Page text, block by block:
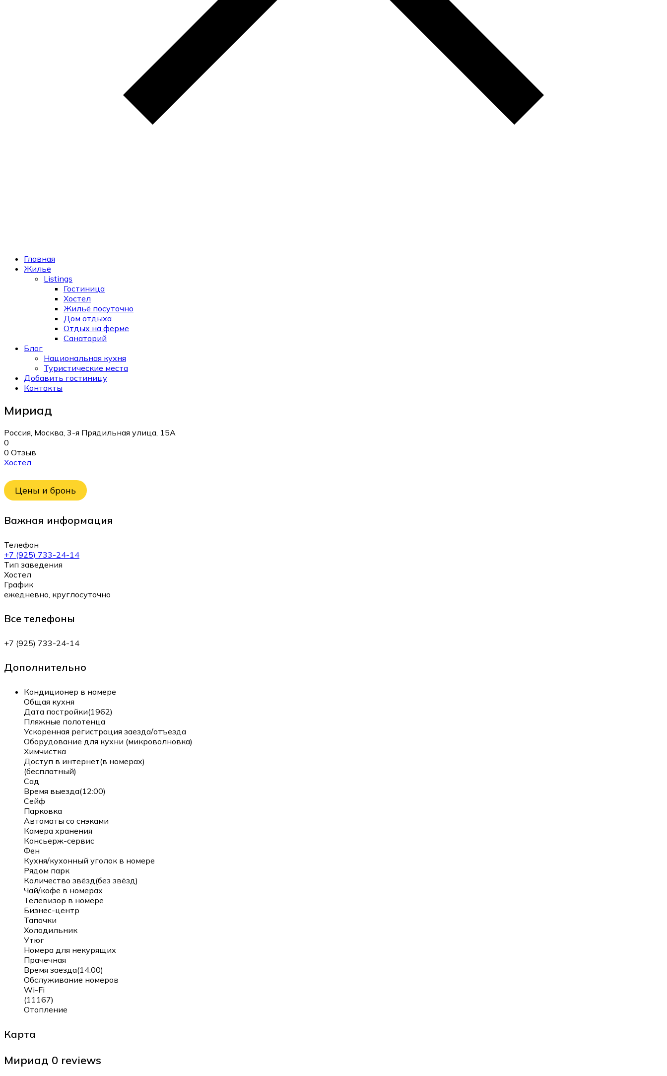
Главная
Жилье
Listings
Гостиница
Хостел
Жильё посуточно
Дом отдыха
Отдых на ферме
Санаторий
Блог
Национальная кухня
Туристические места
Добавить гостиницу
Контакты
Мириад
Россия, Москва, 3-я Прядильная улица, 15А
0
0 Отзыв
Хостел
Цены и бронь
Важная информация
Телефон
+7 (925) 733-24-14
Тип заведения
Хостел
График
ежедневно, круглосуточно
Все телефоны
+7 (925) 733-24-14
Дополнительно
Кондиционер в номере
Общая кухня
Дата постройки(1962)
Пляжные полотенца
Ускоренная регистрация заезда/отъезда
Оборудование для кухни (микроволновка)
Химчистка
Доступ в интернет(в номерах)
(бесплатный)
Сад
Время выезда(12:00)
Сейф
Парковка
Автоматы со снэками
Камера хранения
Консьерж-сервис
Фен
Кухня/кухонный уголок в номере
Рядом парк
Количество звёзд(без звёзд)
Чай/кофе в номерах
Телевизор в номере
Бизнес-центр
Тапочки
Холодильник
Утюг
Номера для некурящих
Прачечная
Время заезда(14:00)
Обслуживание номеров
Wi-Fi
(11167)
Отопление
Карта
Мириад 0 reviews